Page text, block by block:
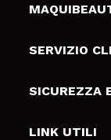
Chi siamo
Gift Cards
SERVIZIO
Spedizioni
Metodi di
SICUREZZA
Termini e
LINK UTILI